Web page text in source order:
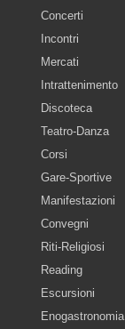
Concerti
Incontri
Mercati
Intrattenimento
Discoteca
Teatro-Danza
Corsi
Gare-Sportive
Manifestazioni
Convegni
Riti-Religiosi
Reading
Escursioni
Enogastronomia